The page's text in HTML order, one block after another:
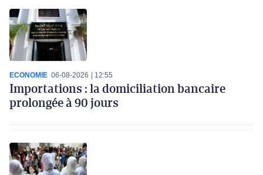
ECONOMIE 06-08-2026 12:55
Importations : la domiciliation bancaire
prolongée à 90 jours